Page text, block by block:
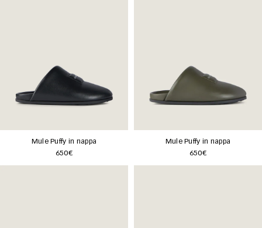
Mule Puffy in nappa
650€
Mule Puffy in nappa
650€